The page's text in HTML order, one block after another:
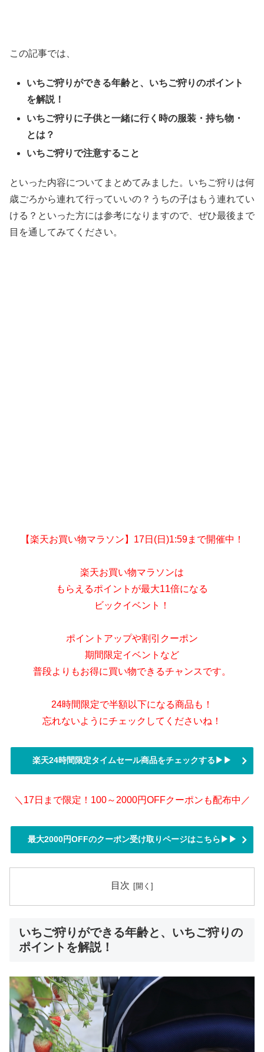
この記事では、
いちご狩りができる年齢と、いちご狩りのポイント
を解説！
いちご狩りに子供と一緒に行く時の服装・持ち物・
とは？
いちご狩りで注意すること
といった内容についてまとめてみました。いちご狩りは何
歳ごろから連れて行っていいの？うちの子はもう連れてい
ける？といった方には参考になりますので、ぜひ最後まで
目を通してみてください。
【楽天お買い物マラソン】17日(日)1:59まで開催中！
楽天お買い物マラソンは
もらえるポイントが最大11倍になる
ビックイベント！
ポイントアップや割引クーポン
期間限定イベントなど
普段よりもお得に買い物できるチャンスです。
24時間限定で半額以下になる商品も！
忘れないようにチェックしてくださいね！
楽天24時間限定タイムセール商品をチェックする▶▶
＼17日まで限定！100～2000円OFFクーポンも配布中／
最大2000円OFFのクーポン受け取りページはこちら▶▶
目次
いちご狩りができる年齢と、いちご狩りの
ポイントを解説！